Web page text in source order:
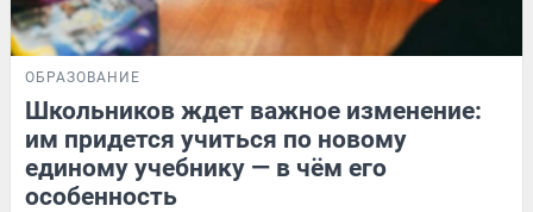
ОБРАЗОВАНИЕ
Школьников ждет важное изменение:
им придется учиться по новому
единому учебнику — в чём его
особенность